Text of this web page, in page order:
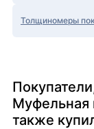
Толщиномеры
Муфельная
также